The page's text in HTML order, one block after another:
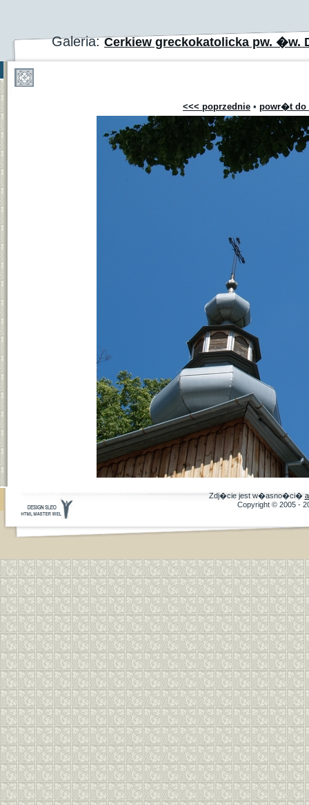
Galeria:Cerkiew greckokatolicka pw. �w.
<<< poprzednie • powr�t do
Zdj�cie jest w�asno�ci�
Copyright © 2005 -